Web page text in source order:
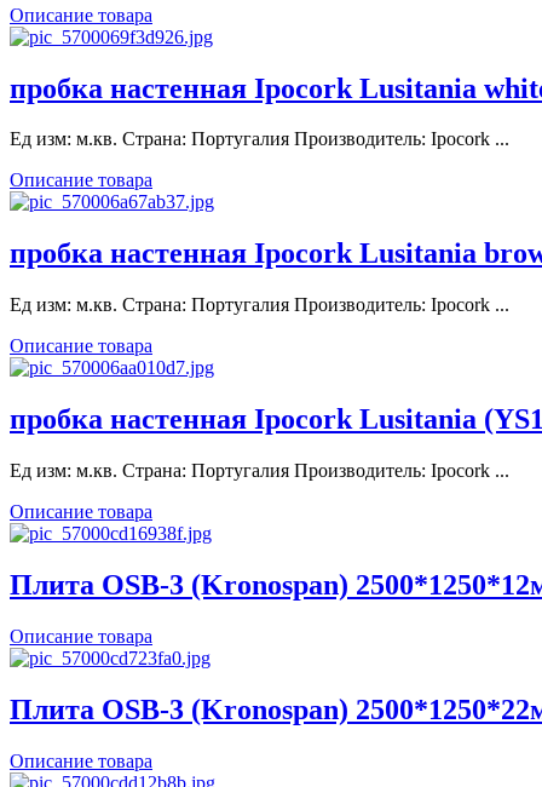
Описание товара
пробка настенная Ipocork Lusitania
Ед изм: м.кв. Страна: Португалия Производитель: Ipocork ...
Описание товара
пробка настенная Ipocork Lusitania
Ед изм: м.кв. Страна: Португалия Производитель: Ipocork ...
Описание товара
пробка настенная Ipocork Lusitania
Ед изм: м.кв. Страна: Португалия Производитель: Ipocork ...
Описание товара
Плита OSB-3 (Kronospan)
Описание товара
Плита OSB-3 (Kronospan)
Описание товара